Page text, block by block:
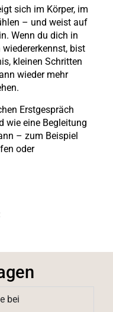
sich im Körper, im
– und weist auf
Wenn du dich in
bist
kleinen Schritten
wieder mehr
Erstgespräch
wie eine Begleitung
– zum Beispiel
oder
bei